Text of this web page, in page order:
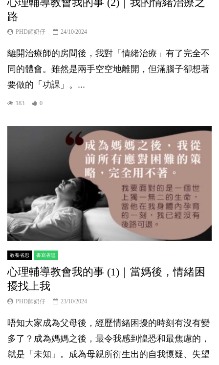
路
PHD師奶仔 24/10/2024
離開治療師的房間後，我對「情緒治療」有了完全不
同的體會。雖然是兩手空空地離開，但滿腦子卻想著
要做的「功課」。...
183 0
教養省思 書寫省思
心理輔導教會我的事 (1)｜當媽後，情緒困
擾找上我
PHD師奶仔 23/10/2024
唔知大家成為父母後，經歷情緒困擾的時刻有沒有變
多了？成為媽媽之後，最令我感到惶恐和最焦慮的，
就是「未知」。成為母親所衍生出的自我懷疑、失望